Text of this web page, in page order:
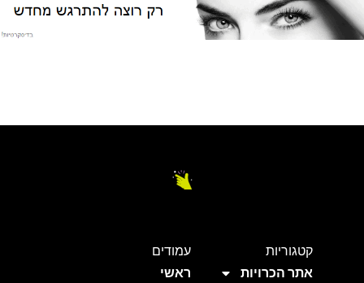
קטגוריות
אתר הכרויות
עמודים
ראשי